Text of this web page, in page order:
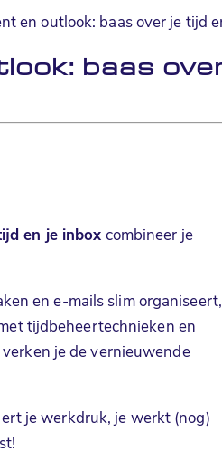
en outlook: baas over je tijd
baas
en je inbox combineer je
en e-mails slim organiseert,
tijdbeheertechnieken en
je de vernieuwende
je werkdruk, je werkt (nog)